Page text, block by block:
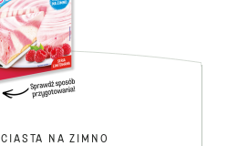
CIASTA NA ZIMNO